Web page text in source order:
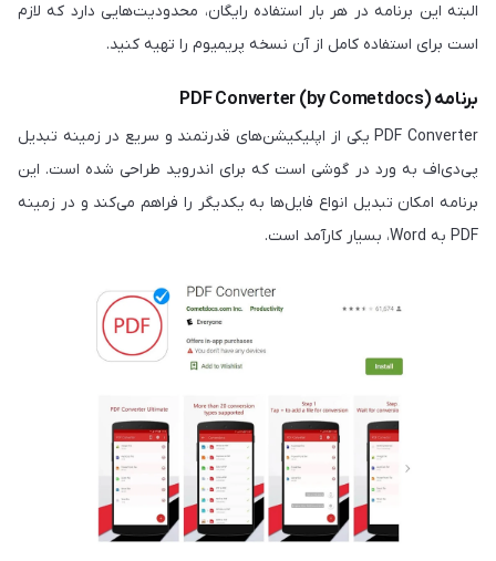
البته این برنامه در هر بار استفاده رایگان، محدودیت‌هایی دارد که لازم
است برای استفاده کامل از آن نسخه پریمیوم را تهیه کنید.
برنامه PDF Converter (by Cometdocs)
PDF Converter یکی از اپلیکیشن‌های قدرتمند و سریع در زمینه تبدیل
پی‌دی‌اف به ورد در گوشی است که برای اندروید طراحی شده است. این
برنامه امکان تبدیل انواع فایل‌ها به یکدیگر را فراهم می‌کند و در زمینه
PDF به Word، بسیار کارآمد است.